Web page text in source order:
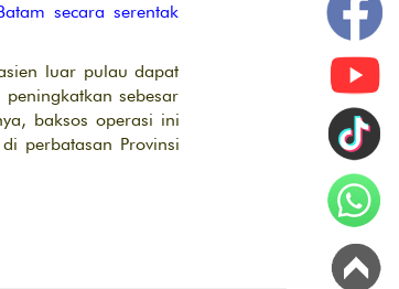
secara serentak
luar pulau dapat
sebesar
baksos operasi ini
perbatasan Provinsi